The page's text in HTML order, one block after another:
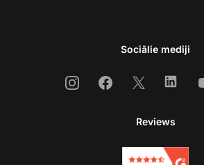
Sociālie mediji
InstagramFacebook
X
Reviews